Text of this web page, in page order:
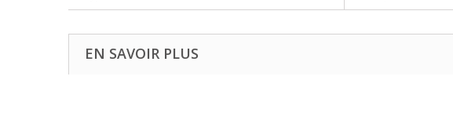
EN SAVOIR PLUS